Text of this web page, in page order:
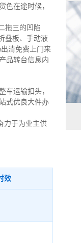
色在途时候，
拖三的凹陷
叠板、手动液
清免费上门来
品转台信息内
车运输扣头，
式优良大件办
力于为业主供
效